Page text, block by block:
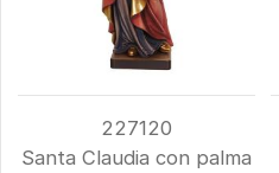
227120
Santa Claudia con palma